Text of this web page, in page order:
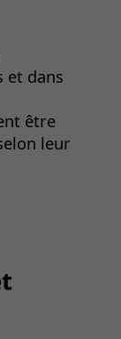
et dans
être
leur